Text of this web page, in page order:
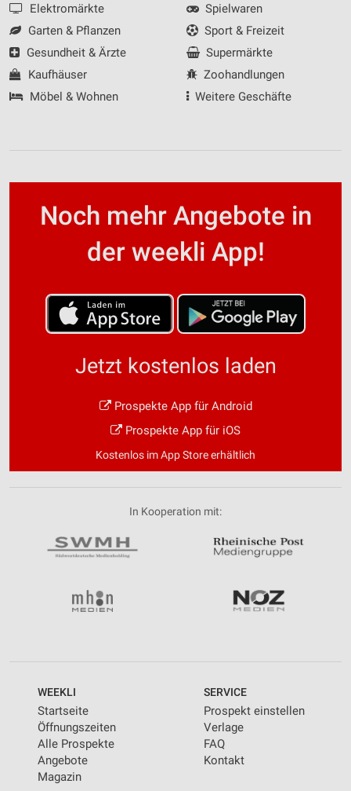
Elektromärkte
Garten & Pflanzen
Gesundheit & Ärzte
Kaufhäuser
Möbel & Wohnen
Spielwaren
Sport & Freizeit
Supermärkte
Zoohandlungen
Weitere Geschäfte
Noch mehr Angebote in
der weekli App!
Jetzt kostenlos laden
Prospekte App für Android
Prospekte App für iOS
Kostenlos im App Store erhältlich
In Kooperation mit:
WEEKLI
Startseite
Öffnungszeiten
Alle Prospekte
Angebote
Magazin
SERVICE
Prospekt einstellen
Verlage
FAQ
Kontakt